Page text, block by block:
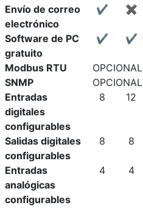
Envío de correo
electrónico
✔ ✖
Software de PC
gratuito
✔ ✔
Modbus RTU OPCIONAL
SNMP
OPCIONAL
Entradas
digitales
configurables
8 12
Salidas digitales
configurables
8 8
Entradas
analógicas
configurables
4 4